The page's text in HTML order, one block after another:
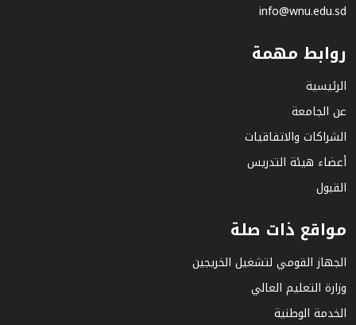
info@wnu.edu.sd
روابط مهمة
الرئيسية
عن الجامعة
الشراكات والاتفاقيات
أعضاء هيئة التدريس
القبول
مواقع ذات صلة
الجهاز القومي لتشغيل الخريجين
وزارة التعليم العالي
الخدمة الوطنية